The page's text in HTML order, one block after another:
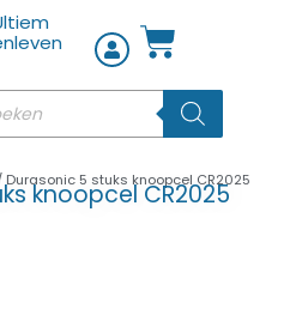
Durasonic 5 stuks knoopcel CR2025
knoopcel CR2025